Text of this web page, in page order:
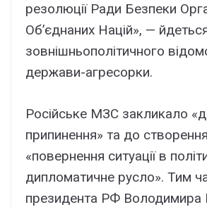
резолюції Ради Безпеки
Об’єднаних Націй», —
зовнішньополітичного
держави-агресорки.
Російське МЗС закликало
припинення» та до
«повернення ситуації в
дипломатичне русло». Тим
президента РФ Володимира